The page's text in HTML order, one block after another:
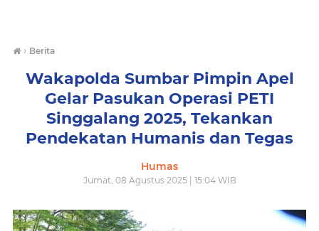
› Berita
Wakapolda Sumbar Pimpin Apel
Gelar Pasukan Operasi PETI
Singgalang 2025, Tekankan
Pendekatan Humanis dan Tegas
Humas
Jumat, 08 Agustus 2025 | 15:04 WIB